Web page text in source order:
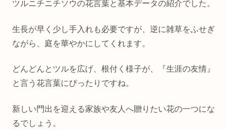
ツルニチニチソウの花言葉と基本データの紹介でした。
生長が早く少し手入れも必要ですが、逆に雑草をふせぎ
ながら、庭を華やかにしてくれます。
どんどんとツルを広げ、根付く様子が、『生涯の友情』
と言う花言葉にぴったりですね。
新しい門出を迎える家族や友人へ贈りたい花の一つにな
るでしょう。